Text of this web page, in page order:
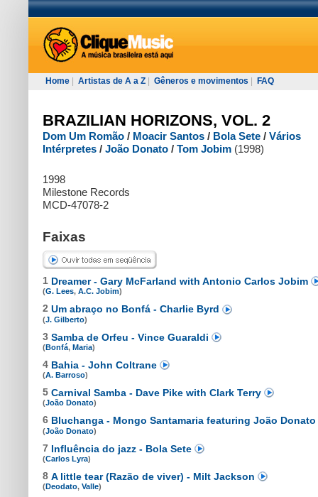
Home Artistas de A a Z Gêneros e movimentos FAQ
BRAZILIAN HORIZONS, VOL. 2
Dom Um Romão / Moacir Santos / Bola Sete / Vários
Intérpretes / João Donato / Tom Jobim (1998)
1998
Milestone Records
MCD-47078-2
Faixas
1 Dreamer - Gary McFarland with Antonio Carlos Jobim
(G. Lees, A.C. Jobim)
2 Um abraço no Bonfá - Charlie Byrd
(J. Gilberto)
3 Samba de Orfeu - Vince Guaraldi
(Bonfá, Maria)
4 Bahia - John Coltrane
(A. Barroso)
5 Carnival Samba - Dave Pike with Clark Terry
(João Donato)
6 Bluchanga - Mongo Santamaria featuring João Donato
(João Donato)
7 Influência do jazz - Bola Sete
(Carlos Lyra)
8 A little tear (Razão de viver) - Milt Jackson
(Deodato, Valle)